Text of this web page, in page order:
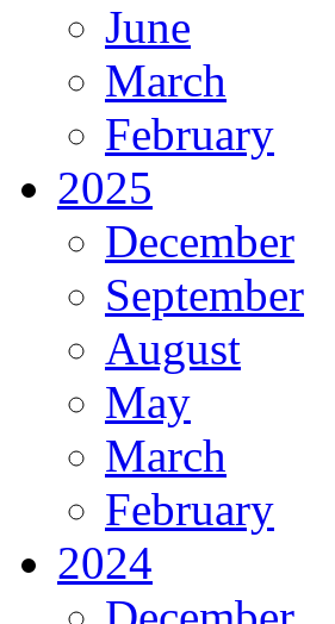
June
March
February
2025
December
September
August
May
March
February
2024